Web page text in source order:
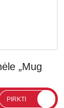
„Mug
PIRKTI